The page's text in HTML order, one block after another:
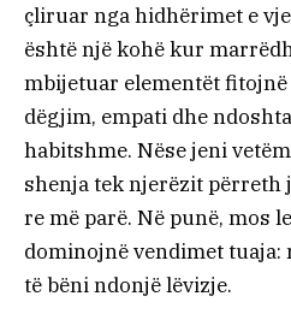
çliruar nga hidhërimet e
është një kohë kur
mbijetuar elementët
dëgjim, empati dhe
habitshme. Nëse jeni
shenja tek njerëzit përreth
re më parë. Në punë, mos
dominojnë vendimet tuaja:
të bëni ndonjë lëvizje.